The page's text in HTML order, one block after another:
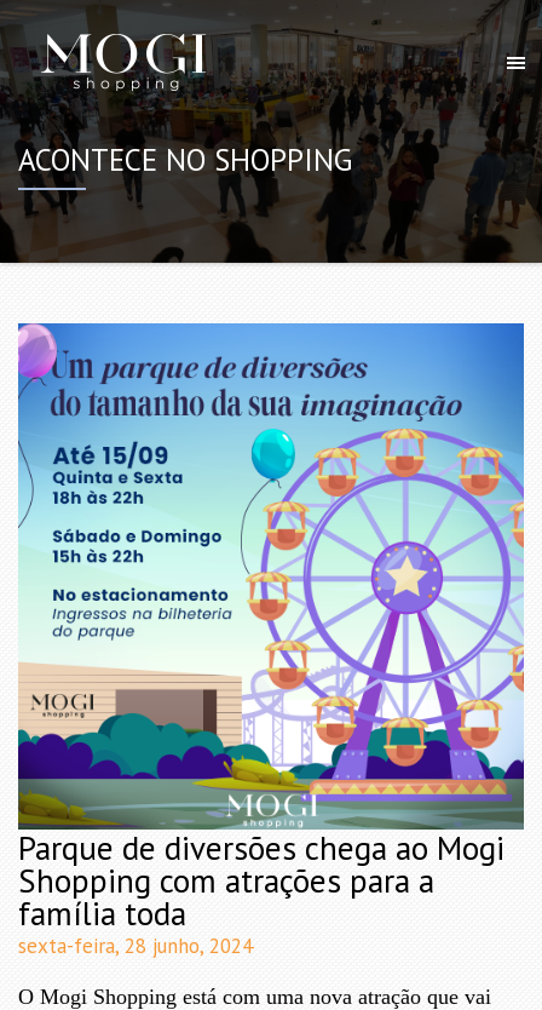
ACONTECE NO SHOPPING
Parque de diversões chega ao Mogi
Shopping com atrações para a
família toda
sexta-feira, 28 junho, 2024
O Mogi Shopping está com uma nova atração que vai